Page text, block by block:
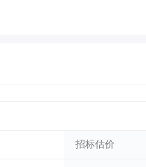
招标估价